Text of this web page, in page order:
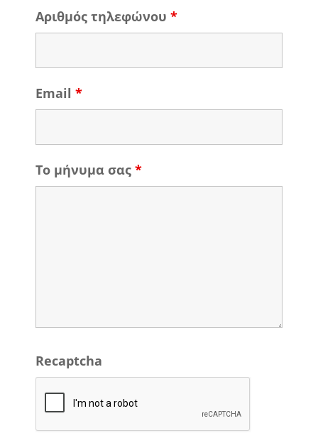
Αριθμός τηλεφώνου *
Email *
Το μήνυμα σας *
Recaptcha